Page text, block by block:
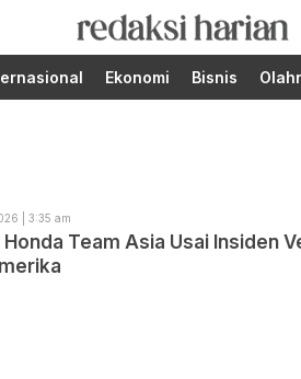
RedaksiHarian.com
Berita Terupdate dari
Redaksi Harian!
Ekonomi Bisnis
| 3:35 am
Team Asia Usai Insiden